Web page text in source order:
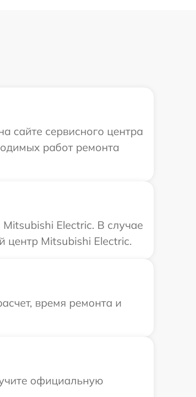
сайте сервисного центра
работ ремонта
Electric. В случае
центр Mitsubishi Electric.
время ремонта и
официальную